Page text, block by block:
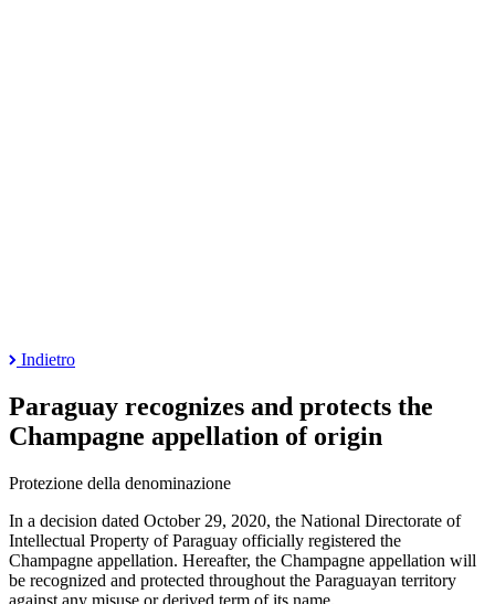
Indietro
Paraguay recognizes and protects the
Champagne appellation of origin
Protezione della denominazione
In a decision dated October 29, 2020, the National Directorate of
Intellectual Property of Paraguay officially registered the
Champagne appellation. Hereafter, the Champagne appellation will
be recognized and protected throughout the Paraguayan territory
against any misuse or derived term of its name.